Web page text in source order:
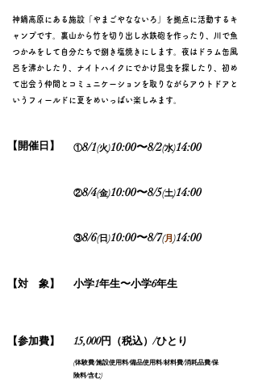
神鍋高原にある施設「やまごやなないろ」を拠点に活動するキ
ャンプです。裏山から竹を切り出し水鉄砲を作ったり、川で魚
つかみをして自分たちで捌き塩焼きにします。夜はドラム缶風
呂を沸かしたり、ナイトハイクにでかけ昆虫を探したり、初め
て出会う仲間とコミュニケーションを取りながらアウトドアと
いうフィールドに夏をめいっぱい楽しみます。
​【開催日】 ①8/1(火)10:00〜8/2(水)14:00
②8/4(金)10:00〜8/5(土)14:00
③8/6(日)10:00〜8/7(月)14:00
​【対 象】 ​小学1年生〜小学6年生
​【参加費】 15,000円（税込）/ひとり
(体験費/施設使用料/備品使用料/材料費/消耗品費/保
険料/含む)